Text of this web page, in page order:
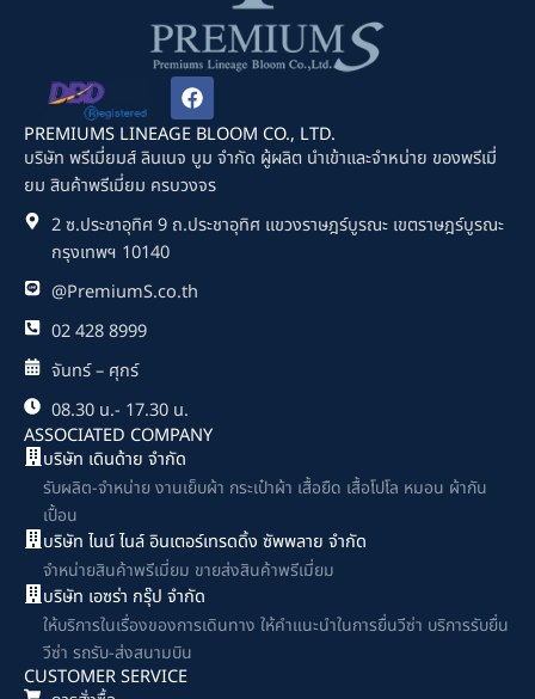
F
a
c
e
b
o
o
k
PREMIUMS LINEAGE BLOOM CO., LTD.
บริษัท พรีเมี่ยมส์ ลินเนจ บูม จำกัด ผู้ผลิต นำเข้าและจำหน่าย ของพรีเมี่
ยม สินค้าพรีเมี่ยม ครบวงจร
2 ซ.ประชาอุทิศ 9 ถ.ประชาอุทิศ แขวงราษฎร์บูรณะ เขตราษฎร์บูรณะ
กรุงเทพฯ 10140
@PremiumS.co.th
02 428 8999
จันทร์ – ศุกร์
08.30 น.- 17.30 น.
ASSOCIATED COMPANY
บริษัท เดินด้าย จำกัด
รับผลิต-จำหน่าย งานเย็บผ้า กระเป๋าผ้า เสื้อยืด เสื้อโปโล หมอน ผ้ากัน
เปื้อน
บริษัท ไนน์ ไนล์ อินเตอร์เทรดดิ้ง ซัพพลาย จำกัด
จำหน่ายสินค้าพรีเมี่ยม ขายส่งสินค้าพรีเมี่ยม
บริษัท เอซร่า กรุ๊ป จำกัด
ให้บริการในเรื่องของการเดินทาง ให้คำแนะนำในการยื่นวีซ่า บริการรับยื่น
วีซ่า รถรับ-ส่งสนามบิน
CUSTOMER SERVICE